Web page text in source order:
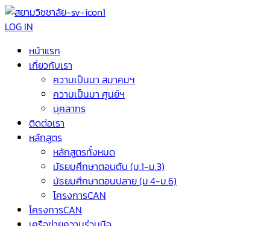
LOG IN
หน้าแรก
เกี่ยวกับเรา
ความเป็นมา สมาคมฯ
ความเป็นมา ศูนย์ฯ
บุคลากร
ติดต่อเรา
หลักสูตร
หลักสูตรทั้งหมด
มัธยมศึกษาตอนต้น (ม.1-ม.3)
มัธยมศึกษาตอนปลาย (ม.4-ม.6)
โครงการCAN
โครงการCAN